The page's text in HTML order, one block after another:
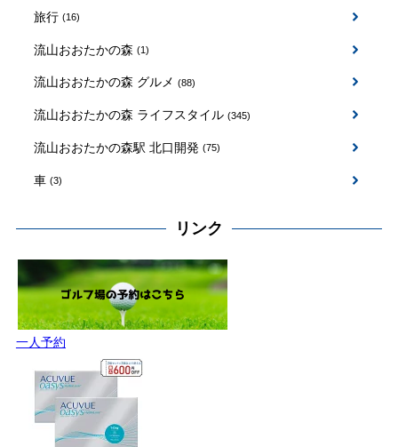
旅行 (16)
流山おおたかの森 (1)
流山おおたかの森 グルメ (88)
流山おおたかの森 ライフスタイル (345)
流山おおたかの森駅 北口開発 (75)
車 (3)
リンク
一人予約